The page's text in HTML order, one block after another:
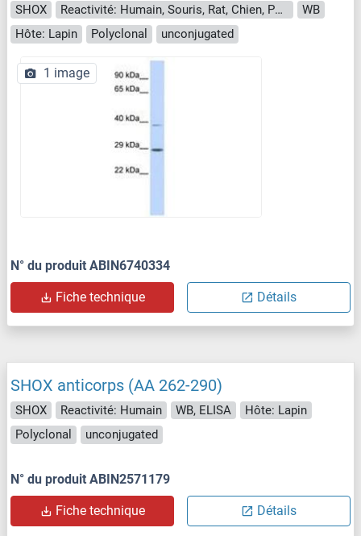
SHOX Reactivité: Humain, Souris, Rat, Chien, Poulet, Porc
WB
Hôte: Lapin
Polyclonal unconjugated
1 image
N° du produit ABIN6740334
Fiche technique Détails
SHOX anticorps (AA 262-290)
SHOX Reactivité: Humain WB, ELISA
Hôte: Lapin
Polyclonal
unconjugated
N° du produit ABIN2571179
Fiche technique Détails